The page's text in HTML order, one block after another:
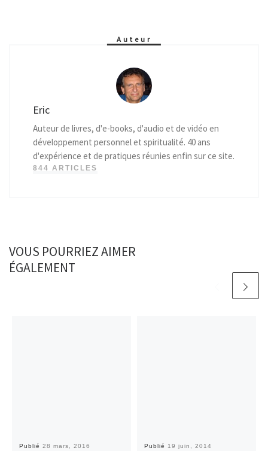
Auteur
Eric
Auteur de livres, d'e-books, d'audio et de vidéo en
développement personnel et spiritualité. 40 ans
d'expérience et de pratiques réunies enfin sur ce site.
844 ARTICLES
VOUS POURRIEZ AIMER
ÉGALEMENT
Publié 28 mars, 2016 Publié 19 juin, 2014